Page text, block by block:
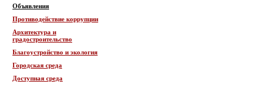
Объявления
Противодействие коррупции
Архитектура и
градостроительство
Благоустройство и экология
Городская среда
Доступная среда